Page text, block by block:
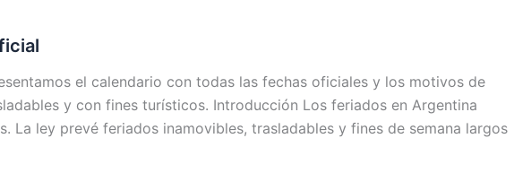
el calendario con todas las fechas oficiales y los motivos de
y con fines turísticos. Introducción Los feriados en Argentina
La ley prevé feriados inamovibles, trasladables y fines de semana largos